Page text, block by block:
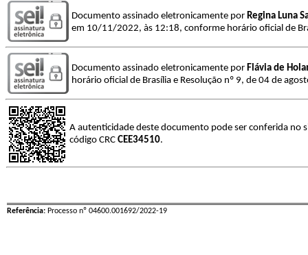
Documento assinado eletronicamente por Regina Luna
em 10/11/2022, às 12:18, conforme horário oficial de
Documento assinado eletronicamente por Flávia de
horário oficial de Brasília e Resolução nº 9, de 04 de
A autenticidade deste documento pode ser conferida
código CRC CEE34510.
Referência: Processo nº 04600.001692/2022-19